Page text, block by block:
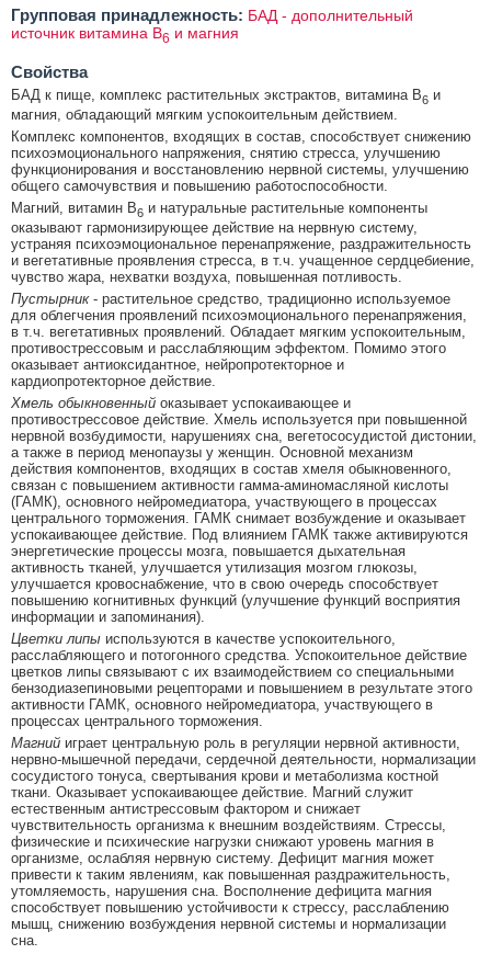
Групповая принадлежность: БАД - дополнительный
источник витамина В6 и магния
Свойства
БАД к пище, комплекс растительных экстрактов, витамина В6 и
магния, обладающий мягким успокоительным действием.
Комплекс компонентов, входящих в состав, способствует снижению
психоэмоционального напряжения, снятию стресса, улучшению
функционирования и восстановлению нервной системы, улучшению
общего самочувствия и повышению работоспособности.
Магний, витамин В6 и натуральные растительные компоненты
оказывают гармонизирующее действие на нервную систему,
устраняя психоэмоциональное перенапряжение, раздражительность
и вегетативные проявления стресса, в т.ч. учащенное сердцебиение,
чувство жара, нехватки воздуха, повышенная потливость.
Пустырник- растительное средство, традиционно используемое
для облегчения проявлений психоэмоционального перенапряжения,
в т.ч. вегетативных проявлений. Обладает мягким успокоительным,
противострессовым и расслабляющим эффектом. Помимо этого
оказывает антиоксидантное, нейропротекторное и
кардиопротекторное действие.
Хмель обыкновенный оказывает успокаивающее и
противострессовое действие. Хмель используется при повышенной
нервной возбудимости, нарушениях сна, вегетососудистой дистонии,
а также в период менопаузы у женщин. Основной механизм
действия компонентов, входящих в состав хмеля обыкновенного,
связан с повышением активности гамма-аминомасляной кислоты
(ГАМК), основного нейромедиатора, участвующего в процессах
центрального торможения. ГАМК снимает возбуждение и оказывает
успокаивающее действие. Под влиянием ГАМК также активируются
энергетические процессы мозга, повышается дыхательная
активность тканей, улучшается утилизация мозгом глюкозы,
улучшается кровоснабжение, что в свою очередь способствует
повышению когнитивных функций (улучшение функций восприятия
информации и запоминания).
Цветки липы используются в качестве успокоительного,
расслабляющего и потогонного средства. Успокоительное действие
цветков липы связывают с их взаимодействием со специальными
бензодиазепиновыми рецепторами и повышением в результате этого
активности ГАМК, основного нейромедиатора, участвующего в
процессах центрального торможения.
Магний играет центральную роль в регуляции нервной активности,
нервно-мышечной передачи, сердечной деятельности, нормализации
сосудистого тонуса, свертывания крови и метаболизма костной
ткани. Оказывает успокаивающее действие. Магний служит
естественным антистрессовым фактором и снижает
чувствительность организма к внешним воздействиям. Стрессы,
физические и психические нагрузки снижают уровень магния в
организме, ослабляя нервную систему. Дефицит магния может
привести к таким явлениям, как повышенная раздражительность,
утомляемость, нарушения сна. Восполнение дефицита магния
способствует повышению устойчивости к стрессу, расслаблению
мышц, снижению возбуждения нервной системы и нормализации
сна.